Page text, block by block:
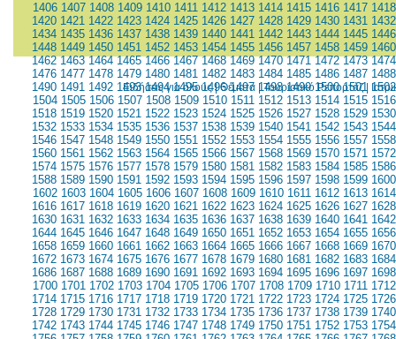
1406 1407 1408 1409 1410 1411 1412 1413 1414 1415 1416 1417 1418
1420 1421 1422 1423 1424 1425 1426 1427 1428 1429 1430 1431 1432
1434 1435 1436 1437 1438 1439 1440 1441 1442 1443 1444 1445 1446
1448 1449 1450 1451 1452 1453 1454 1455 1456 1457 1458 1459 1460
1462 1463 1464 1465 1466 1467 1468 1469 1470 1471 1472 1473 1474
1476 1477 1478 1479 1480 1481 1482 1483 1484 1485 1486 1487 1488
1490 1491 1492 1493 1494 1495 1496 1497 1498 1499 1500 1501 1502
1504 1505 1506 1507 1508 1509 1510 1511 1512 1513 1514 1515 1516
1518 1519 1520 1521 1522 1523 1524 1525 1526 1527 1528 1529 1530
1532 1533 1534 1535 1536 1537 1538 1539 1540 1541 1542 1543 1544
1546 1547 1548 1549 1550 1551 1552 1553 1554 1555 1556 1557 1558
1560 1561 1562 1563 1564 1565 1566 1567 1568 1569 1570 1571 1572
1574 1575 1576 1577 1578 1579 1580 1581 1582 1583 1584 1585 1586
1588 1589 1590 1591 1592 1593 1594 1595 1596 1597 1598 1599 1600
1602 1603 1604 1605 1606 1607 1608 1609 1610 1611 1612 1613 1614
1616 1617 1618 1619 1620 1621 1622 1623 1624 1625 1626 1627 1628
1630 1631 1632 1633 1634 1635 1636 1637 1638 1639 1640 1641 1642
1644 1645 1646 1647 1648 1649 1650 1651 1652 1653 1654 1655 1656
1658 1659 1660 1661 1662 1663 1664 1665 1666 1667 1668 1669 1670
1672 1673 1674 1675 1676 1677 1678 1679 1680 1681 1682 1683 1684
1686 1687 1688 1689 1690 1691 1692 1693 1694 1695 1696 1697 1698
1700 1701 1702 1703 1704 1705 1706 1707 1708 1709 1710 1711 1712
1714 1715 1716 1717 1718 1719 1720 1721 1722 1723 1724 1725 1726
1728 1729 1730 1731 1732 1733 1734 1735 1736 1737 1738 1739 1740
1742 1743 1744 1745 1746 1747 1748 1749 1750 1751 1752 1753 1754
Ειδήσεις για όλους|Θέματα|Τουριστικό Ρεπορτάζ|